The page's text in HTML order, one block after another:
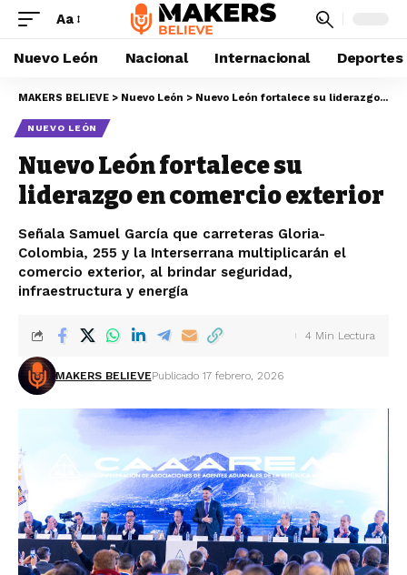
Aa
Nuevo León Nacional Internacional Deportes
MAKERS BELIEVE > Nuevo León > Nuevo León fortalece su liderazgo en comercio exterior
NUEVO LEÓN
Nuevo León fortalece su
liderazgo en comercio exterior
Señala Samuel García que carreteras Gloria-
Colombia, 255 y la Interserrana multiplicarán el
comercio exterior, al brindar seguridad,
infraestructura y energía
MAKERS BELIEVEPublicado 17 febrero, 2026
4 Min Lectura